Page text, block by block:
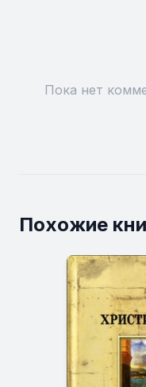
Пока нет
Похожие